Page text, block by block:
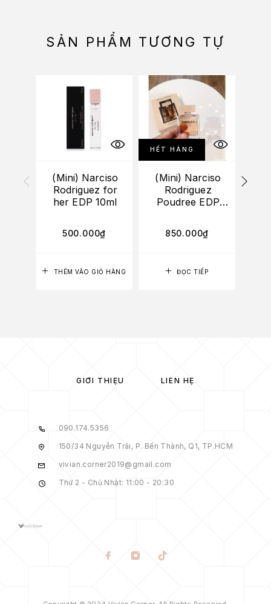
SẢN PHẨM TƯƠNG TỰ
THÊM VÀO GIỎ HÀNG
(Mini) Narciso
Rodriguez for
her EDP 10ml
500.000₫
HẾT HÀNG
ĐỌC TIẾP
(Mini) Narciso
Rodriguez
Poudree EDP
850.000₫
GIỚI THIỆU LIÊN HỆ
090.174.5356
150/34 Nguyễn Trãi, P. Bến Thành, Q1, TP.HCM
vivian.corner2019@gmail.com
Thứ 2 - Chủ Nhật: 11:00 - 20:30